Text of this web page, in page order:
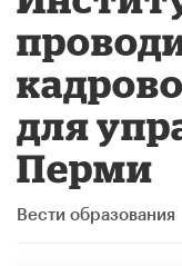
для
Перми
Вести образования